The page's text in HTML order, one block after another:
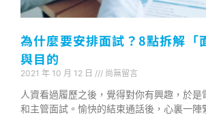
為什麼要安排面試？8點拆解「
與目的
2021 年 10 月 12 日 尚無留言
人資看過履歷之後，覺得對你有興趣，於是
和主管面試。愉快的結束通話後，心裏一陣